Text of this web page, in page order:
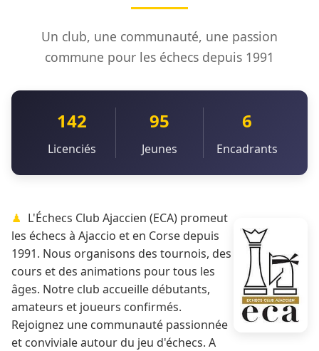
Un club, une communauté, une passion
commune pour les échecs depuis 1991
142
Licenciés
95
Jeunes
6
Encadrants
L'Échecs Club Ajaccien (ECA) promeut
les échecs à Ajaccio et en Corse depuis
1991. Nous organisons des tournois, des
cours et des animations pour tous les
âges. Notre club accueille débutants,
amateurs et joueurs confirmés.
Rejoignez une communauté passionnée
et conviviale autour du jeu d'échecs. A